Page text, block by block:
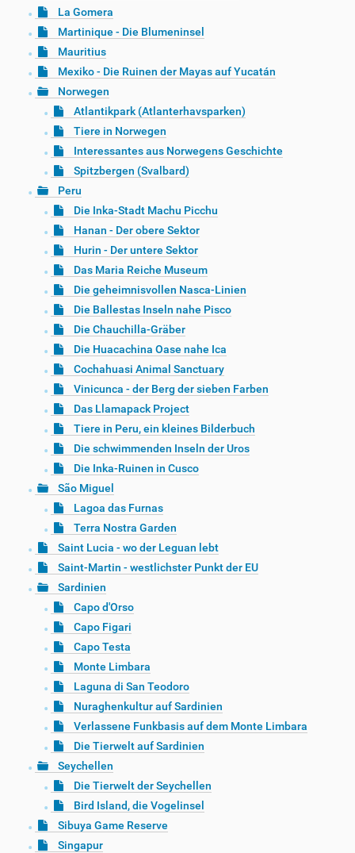
La Gomera
Martinique - Die Blumeninsel
Mauritius
Mexiko - Die Ruinen der Mayas auf Yucatán
Norwegen
Atlantikpark (Atlanterhavsparken)
Tiere in Norwegen
Interessantes aus Norwegens Geschichte
Spitzbergen (Svalbard)
Peru
Die Inka-Stadt Machu Picchu
Hanan - Der obere Sektor
Hurin - Der untere Sektor
Das Maria Reiche Museum
Die geheimnisvollen Nasca-Linien
Die Ballestas Inseln nahe Pisco
Die Chauchilla-Gräber
Die Huacachina Oase nahe Ica
Cochahuasi Animal Sanctuary
Vinicunca - der Berg der sieben Farben
Das Llamapack Project
Tiere in Peru, ein kleines Bilderbuch
Die schwimmenden Inseln der Uros
Die Inka-Ruinen in Cusco
São Miguel
Lagoa das Furnas
Terra Nostra Garden
Saint Lucia - wo der Leguan lebt
Saint-Martin - westlichster Punkt der EU
Sardinien
Capo d'Orso
Capo Figari
Capo Testa
Monte Limbara
Laguna di San Teodoro
Nuraghenkultur auf Sardinien
Verlassene Funkbasis auf dem Monte Limbara
Die Tierwelt auf Sardinien
Seychellen
Die Tierwelt der Seychellen
Bird Island, die Vogelinsel
Sibuya Game Reserve
Singapur